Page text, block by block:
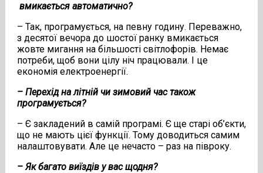
вмикається автоматично?
– Так, програмується, на певну годину. Переважно,
з десятої вечора до шостої ранку вмикається
жовте мигання на більшості світлофорів. Немає
потреби, щоб вони цілу ніч працювали. І це
економія електроенергії.
– Перехід на літній чи зимовий час також
програмується?
– Є закладений в самій програмі. Є ще старі об’єкти,
що не мають цієї функції. Тому доводиться самим
налаштовувати. Але це нечасто – раз на півроку.
– Як багато виїздів у вас щодня?